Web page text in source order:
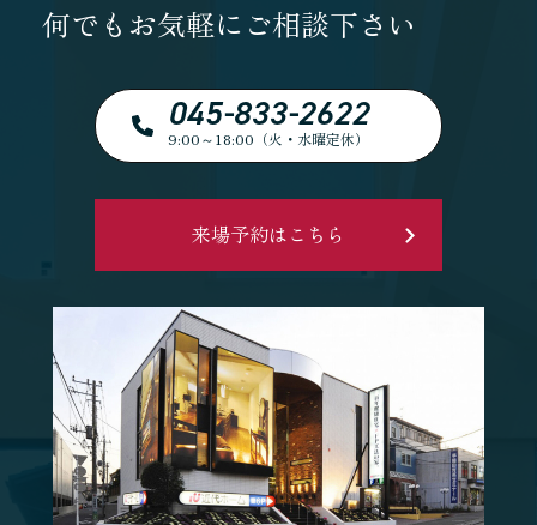
何でもお気軽にご相談下さい
045-833-2622
9:00～18:00（火・水曜定休）
来場予約はこちら